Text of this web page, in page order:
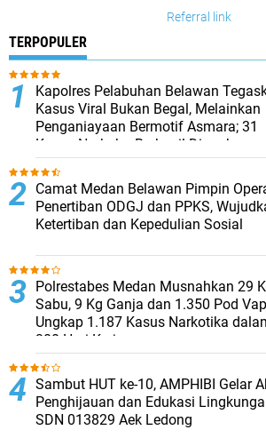
Referral link
TERPOPULER
Kapolres Pelabuhan Belawan
Kasus Viral Bukan Begal, Melainkan
Penganiayaan Bermotif Asmara; 31
Kasus Narkoba Berhasil Diungkap
Camat Medan Belawan Pimpin
Penertiban ODGJ dan PPKS,
Ketertiban dan Kepedulian Sosial
Polrestabes Medan Musnahkan 29
Sabu, 9 Kg Ganja dan 1.350 Pod
Ungkap 1.187 Kasus Narkotika
300 Hari Kerja
Sambut HUT ke-10, AMPHIBI Gelar
Penghijauan dan Edukasi
SDN 013829 Aek Ledong